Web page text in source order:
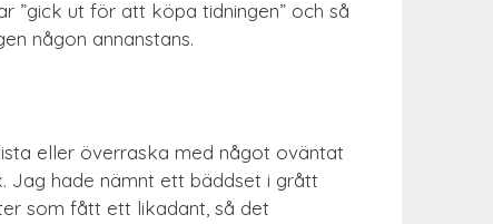
”gick ut för att köpa tidningen” och så
någon annanstans.
eller överraska med något oväntat
Jag hade nämnt ett bäddset i grått
som fått ett likadant, så det